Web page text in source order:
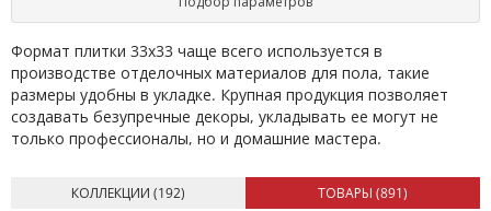
Формат плитки 33х33 чаще всего используется в
производстве отделочных материалов для пола, такие
размеры удобны в укладке. Крупная продукция позволяет
создавать безупречные декоры, укладывать ее могут не
только профессионалы, но и домашние мастера.
КОЛЛЕКЦИИ (192) ТОВАРЫ (891)